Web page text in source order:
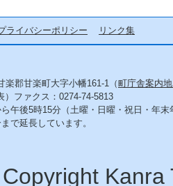
ライバシーポリシー リンク集
楽郡甘楽町大字小幡161-1（町庁舎案内
）ファクス：0274-74-5813
午後5時15分（土曜・日曜・祝日・年末
で延長しています。
Copyright Kanra